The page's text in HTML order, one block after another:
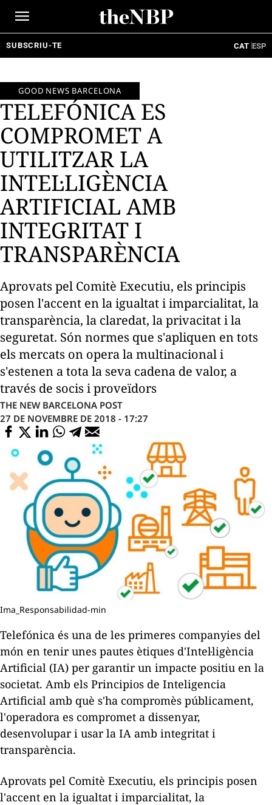
SUBSCRIU-TE CAT ESP
GOOD NEWS BARCELONA
TELEFÓNICA ES
COMPROMET A
UTILITZAR LA
INTEL·LIGÈNCIA
ARTIFICIAL AMB
INTEGRITAT I
TRANSPARÈNCIA
Aprovats pel Comitè Executiu, els principis
posen l'accent en la igualtat i imparcialitat, la
transparència, la claredat, la privacitat i la
seguretat. Són normes que s'apliquen en tots
els mercats on opera la multinacional i
s'estenen a tota la seva cadena de valor, a
través de socis i proveïdors
THE NEW BARCELONA POST
27 DE NOVEMBRE DE 2018 - 17:27
Ima_Responsabilidad-min
Telefónica és una de les primeres companyies del
món en tenir unes pautes ètiques d'Intel·ligència
Artificial (IA) per garantir un impacte positiu en la
societat. Amb els Principios de Inteligencia
Artificial amb què s'ha compromès públicament,
l'operadora es compromet a dissenyar,
desenvolupar i usar la IA amb integritat i
transparència.
Aprovats pel Comitè Executiu, els principis posen
l'accent en la igualtat i imparcialitat, la